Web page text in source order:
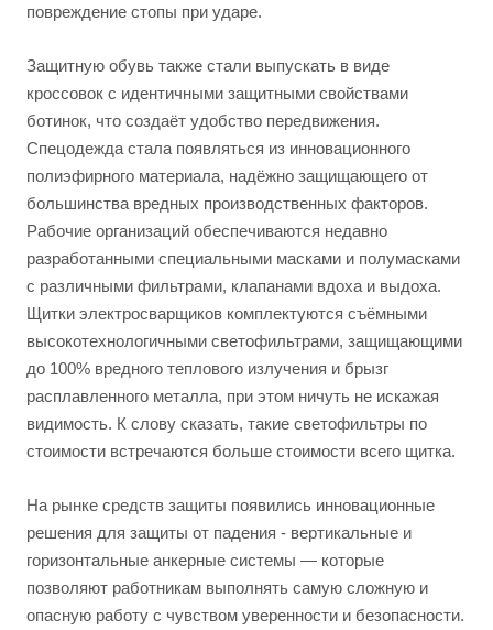
повреждение стопы при ударе.
Защитную обувь также стали выпускать в виде
кроссовок с идентичными защитными свойствами
ботинок, что создаёт удобство передвижения.
Спецодежда стала появляться из инновационного
полиэфирного материала, надёжно защищающего от
большинства вредных производственных факторов.
Рабочие организаций обеспечиваются недавно
разработанными специальными масками и полумасками
с различными фильтрами, клапанами вдоха и выдоха.
Щитки электросварщиков комплектуются съёмными
высокотехнологичными светофильтрами, защищающими
до 100% вредного теплового излучения и брызг
расплавленного металла, при этом ничуть не искажая
видимость. К слову сказать, такие светофильтры по
стоимости встречаются больше стоимости всего щитка.
На рынке средств защиты появились инновационные
решения для защиты от падения - вертикальные и
горизонтальные анкерные системы — которые
позволяют работникам выполнять самую сложную и
опасную работу с чувством уверенности и безопасности.